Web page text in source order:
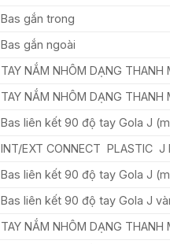
Bas gắn trong
Bas gắn ngoài
TAY NẮM NHÔM DẠNG THANH
TAY NẮM NHÔM DẠNG THANH
Bas liên kết 90 độ tay Gola J
INT/EXT CONNECT PLASTIC J
Bas liên kết 90 độ tay Gola J
Bas liên kết 90 độ tay Gola J
TAY NẮM NHÔM DẠNG THANH